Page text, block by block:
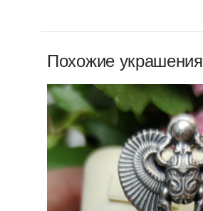
Похожие украшения